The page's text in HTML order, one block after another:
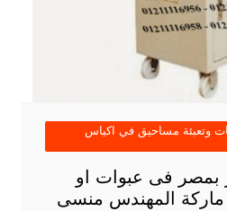
وتعبئة مساحيق في اكياس
بمصر فى عبوات او